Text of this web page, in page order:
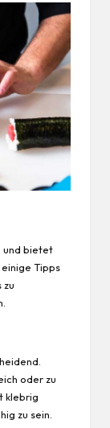
und bietet
Tipps
zu
oder zu
klebrig
zu sein.